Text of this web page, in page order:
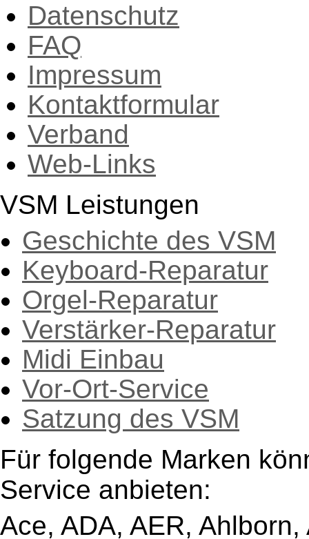
Datenschutz
FAQ
Impressum
Kontaktformular
Verband
Web-Links
VSM Leistungen
Geschichte des VSM
Keyboard-Reparatur
Orgel-Reparatur
Verstärker-Reparatur
Midi Einbau
Vor-Ort-Service
Satzung des VSM
Für folgende Marken
Service anbieten:
Ace, ADA, AER,